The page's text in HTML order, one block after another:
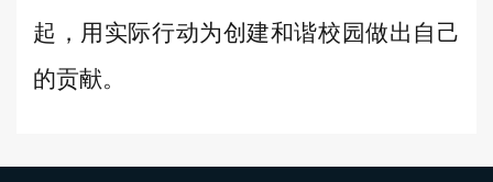
起，用实际行动为创建和谐校园做出自己
的贡献。